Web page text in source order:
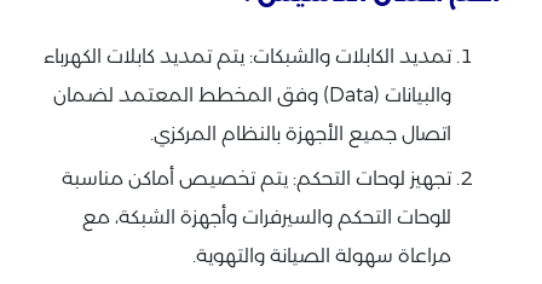
تمديد الكابلات والشبكات: يتم تمديد كابلات الكهرباء
والبيانات (Data) وفق المخطط المعتمد لضمان
اتصال جميع الأجهزة بالنظام المركزي.
تجهيز لوحات التحكم: يتم تخصيص أماكن مناسبة
للوحات التحكم والسيرفرات وأجهزة الشبكة، مع
مراعاة سهولة الصيانة والتهوية.